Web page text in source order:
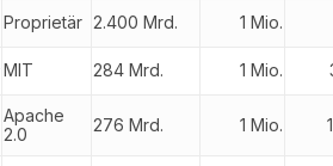
Proprietär 2.400 Mrd.
1 Mio.
MIT 284 Mrd. 1 Mio.
Apache
2.0
276 Mrd. 1 Mio.